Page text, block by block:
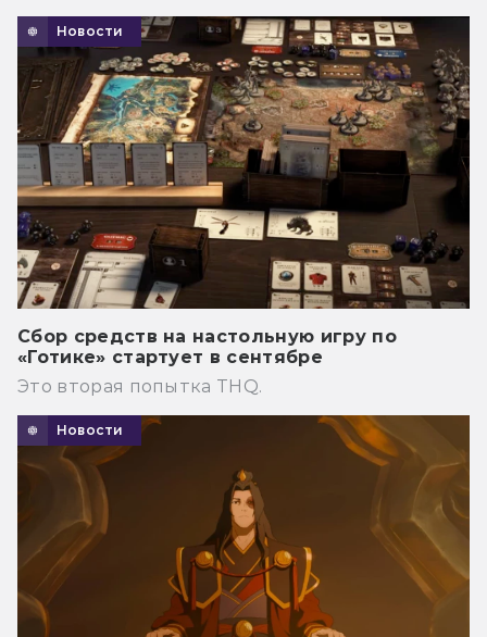
Новости
Сбор средств на настольную игру по
«Готике» стартует в сентябре
Это вторая попытка THQ.
Новости